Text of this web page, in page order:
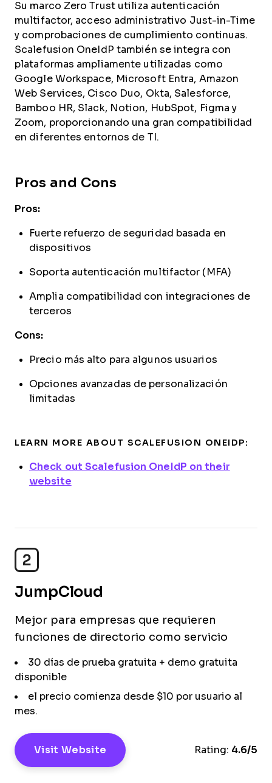
Su marco Zero Trust utiliza autenticación
multifactor, acceso administrativo Just-in-Time
y comprobaciones de cumplimiento continuas.
Scalefusion OneIdP también se integra con
plataformas ampliamente utilizadas como
Google Workspace, Microsoft Entra, Amazon
Web Services, Cisco Duo, Okta, Salesforce,
Bamboo HR, Slack, Notion, HubSpot, Figma y
Zoom, proporcionando una gran compatibilidad
en diferentes entornos de TI.
Pros and Cons
Pros:
Fuerte refuerzo de seguridad basada en
dispositivos
Soporta autenticación multifactor (MFA)
Amplia compatibilidad con integraciones de
terceros
Cons:
Precio más alto para algunos usuarios
Opciones avanzadas de personalización
limitadas
LEARN MORE ABOUT SCALEFUSION ONEIDP:
Check out Scalefusion OneIdP on their
website
2
JumpCloud
Mejor para empresas que requieren
funciones de directorio como servicio
30 días de prueba gratuita + demo gratuita
disponible
el precio comienza desde $10 por usuario al
mes.
Visit Website Rating: 4.6/5